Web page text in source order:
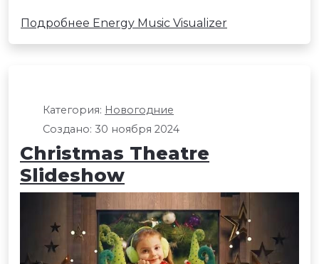
Подробнее Energy Music Visualizer
Категория: Новогодние
Создано: 30 ноября 2024
Christmas Theatre
Slideshow